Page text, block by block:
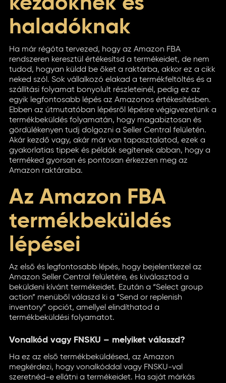
haladóknak
Ha már régóta tervezed, hogy az Amazon FBA
rendszeren keresztül értékesítsd a termékeidet, de nem
tudod, hogyan küldd be őket a raktárba, akkor ez a cikk
neked szól. Sok vállalkozó elakad a termékfeltöltés és a
szállítási folyamat bonyolult részleteinél, pedig ez az
egyik legfontosabb lépés az Amazonos értékesítésben.
Ebben az útmutatóban lépésről lépésre végigvezetünk a
termékbeküldés folyamatán, hogy magabiztosan és
gördülékenyen tudj dolgozni a Seller Central felületén.
Akár kezdő vagy, akár már van tapasztalatod, ezek a
gyakorlatias tippek és példák segítenek abban, hogy a
terméked gyorsan és pontosan érkezzen meg az
Amazon raktáraiba.
Az Amazon FBA
termékbeküldés
lépései
Az első és legfontosabb lépés, hogy bejelentkezel az
Amazon Seller Central felületére, és kiválasztod a
beküldeni kívánt termékeidet. Ezután a “Select group
action” menüből válaszd ki a “Send or replenish
inventory” opciót, amellyel elindíthatod a
termékbeküldési folyamatot.
Vonalkód vagy FNSKU – melyiket válaszd?
Ha ez az első termékbeküldésed, az Amazon
megkérdezi, hogy vonalkóddal vagy FNSKU-val
szeretnéd-e ellátni a termékeidet. Ha saját márkás